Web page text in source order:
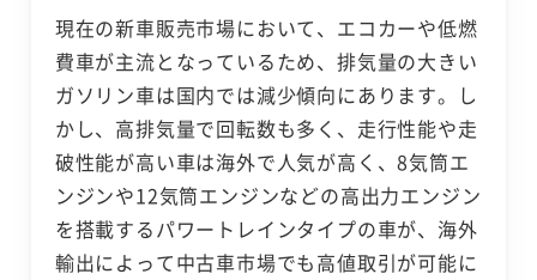
現在の新車販売市場において、エコカーや低燃
費車が主流となっているため、排気量の大きい
ガソリン車は国内では減少傾向にあります。し
かし、高排気量で回転数も多く、走行性能や走
破性能が高い車は海外で人気が高く、8気筒エ
ンジンや12気筒エンジンなどの高出力エンジン
を搭載するパワートレインタイプの車が、海外
輸出によって中古車市場でも高値取引が可能に